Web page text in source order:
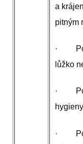
a
pitným
·
lůžko
·
·